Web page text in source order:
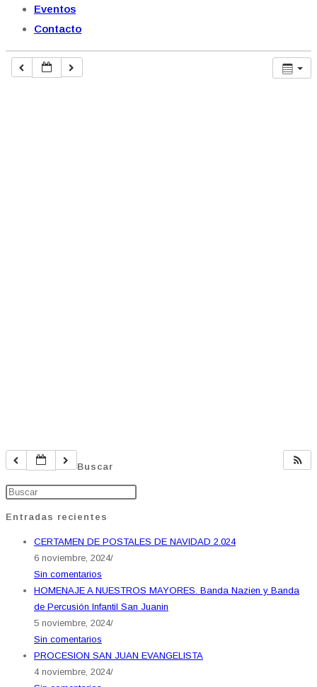
Eventos
Contacto
Buscar
Entradas recientes
CERTAMEN DE POSTALES DE NAVIDAD 2.024
6 noviembre, 2024/
Sin comentarios
HOMENAJE A NUESTROS MAYORES. Banda Nazien y Banda
de Percusión Infantil San Juanin
5 noviembre, 2024/
Sin comentarios
PROCESION SAN JUAN EVANGELISTA
4 noviembre, 2024/